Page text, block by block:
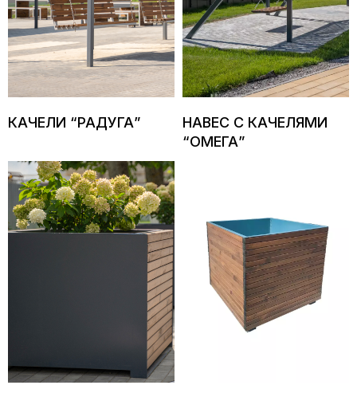
КАЧЕЛИ “РАДУГА”
НАВЕС С КАЧЕЛЯМИ
“ОМЕГА”
Нажимая кнопку «Отправить», вы
соглашаетесь с
условиямиПолитики
Подберем для вас
оптимальное решение
И вышлем готовое предложение
ближайшее время